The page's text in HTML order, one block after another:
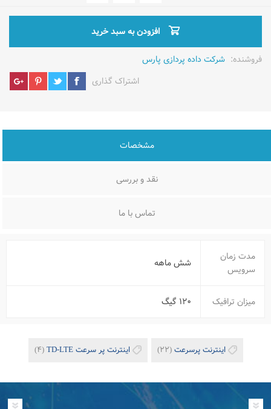
افزودن به سبد خرید
فروشنده: شرکت داده پردازی پارس
اشتراک گذاری
مشخصات
نقد و بررسی
تماس با ما
مدت زمان
سرویس
شش ماهه
میزان ترافیک ۱۲۰ گیگ
اینترنت پرسرعت (۲۲) اینترنت پر سرعت TD-LTE (۴)